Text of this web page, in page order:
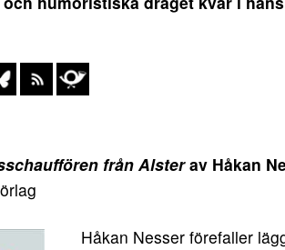
från Alsterav Håkan
Håkan Nesser förefaller